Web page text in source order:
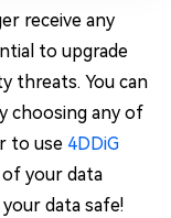
receive any
to upgrade
threats. You can
choosing any of
to use 4DDiG
your data
data safe!